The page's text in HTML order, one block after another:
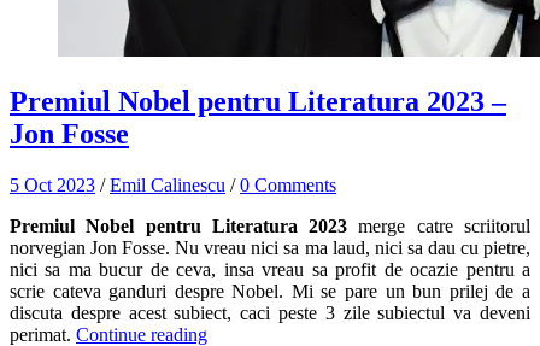
Premiul Nobel pentru Literatura 2023 –
Jon Fosse
5 Oct 2023 /Emil Calinescu /0 Comments
Premiul Nobel pentru Literatura 2023 merge catre scriitorul
norvegian Jon Fosse. Nu vreau nici sa ma laud, nici sa dau cu pietre,
nici sa ma bucur de ceva, insa vreau sa profit de ocazie pentru a
scrie cateva ganduri despre Nobel. Mi se pare un bun prilej de a
discuta despre acest subiect, caci peste 3 zile subiectul va deveni
perimat. Continue reading